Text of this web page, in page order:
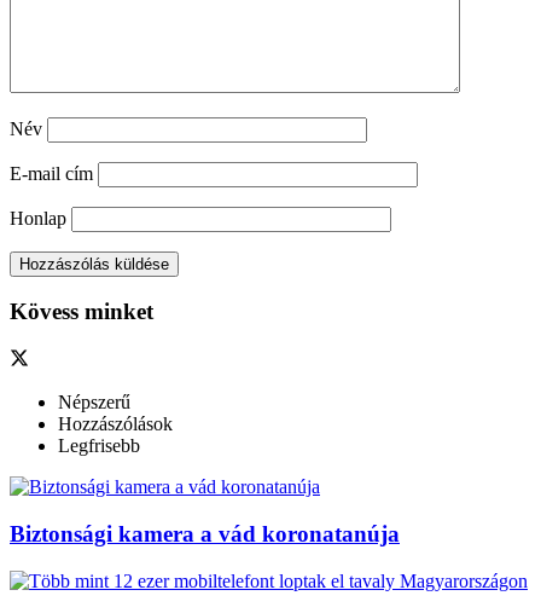
Név
E-mail cím
Honlap
Kövess minket
Népszerű
Hozzászólások
Legfrisebb
Biztonsági kamera a vád koronatanúja